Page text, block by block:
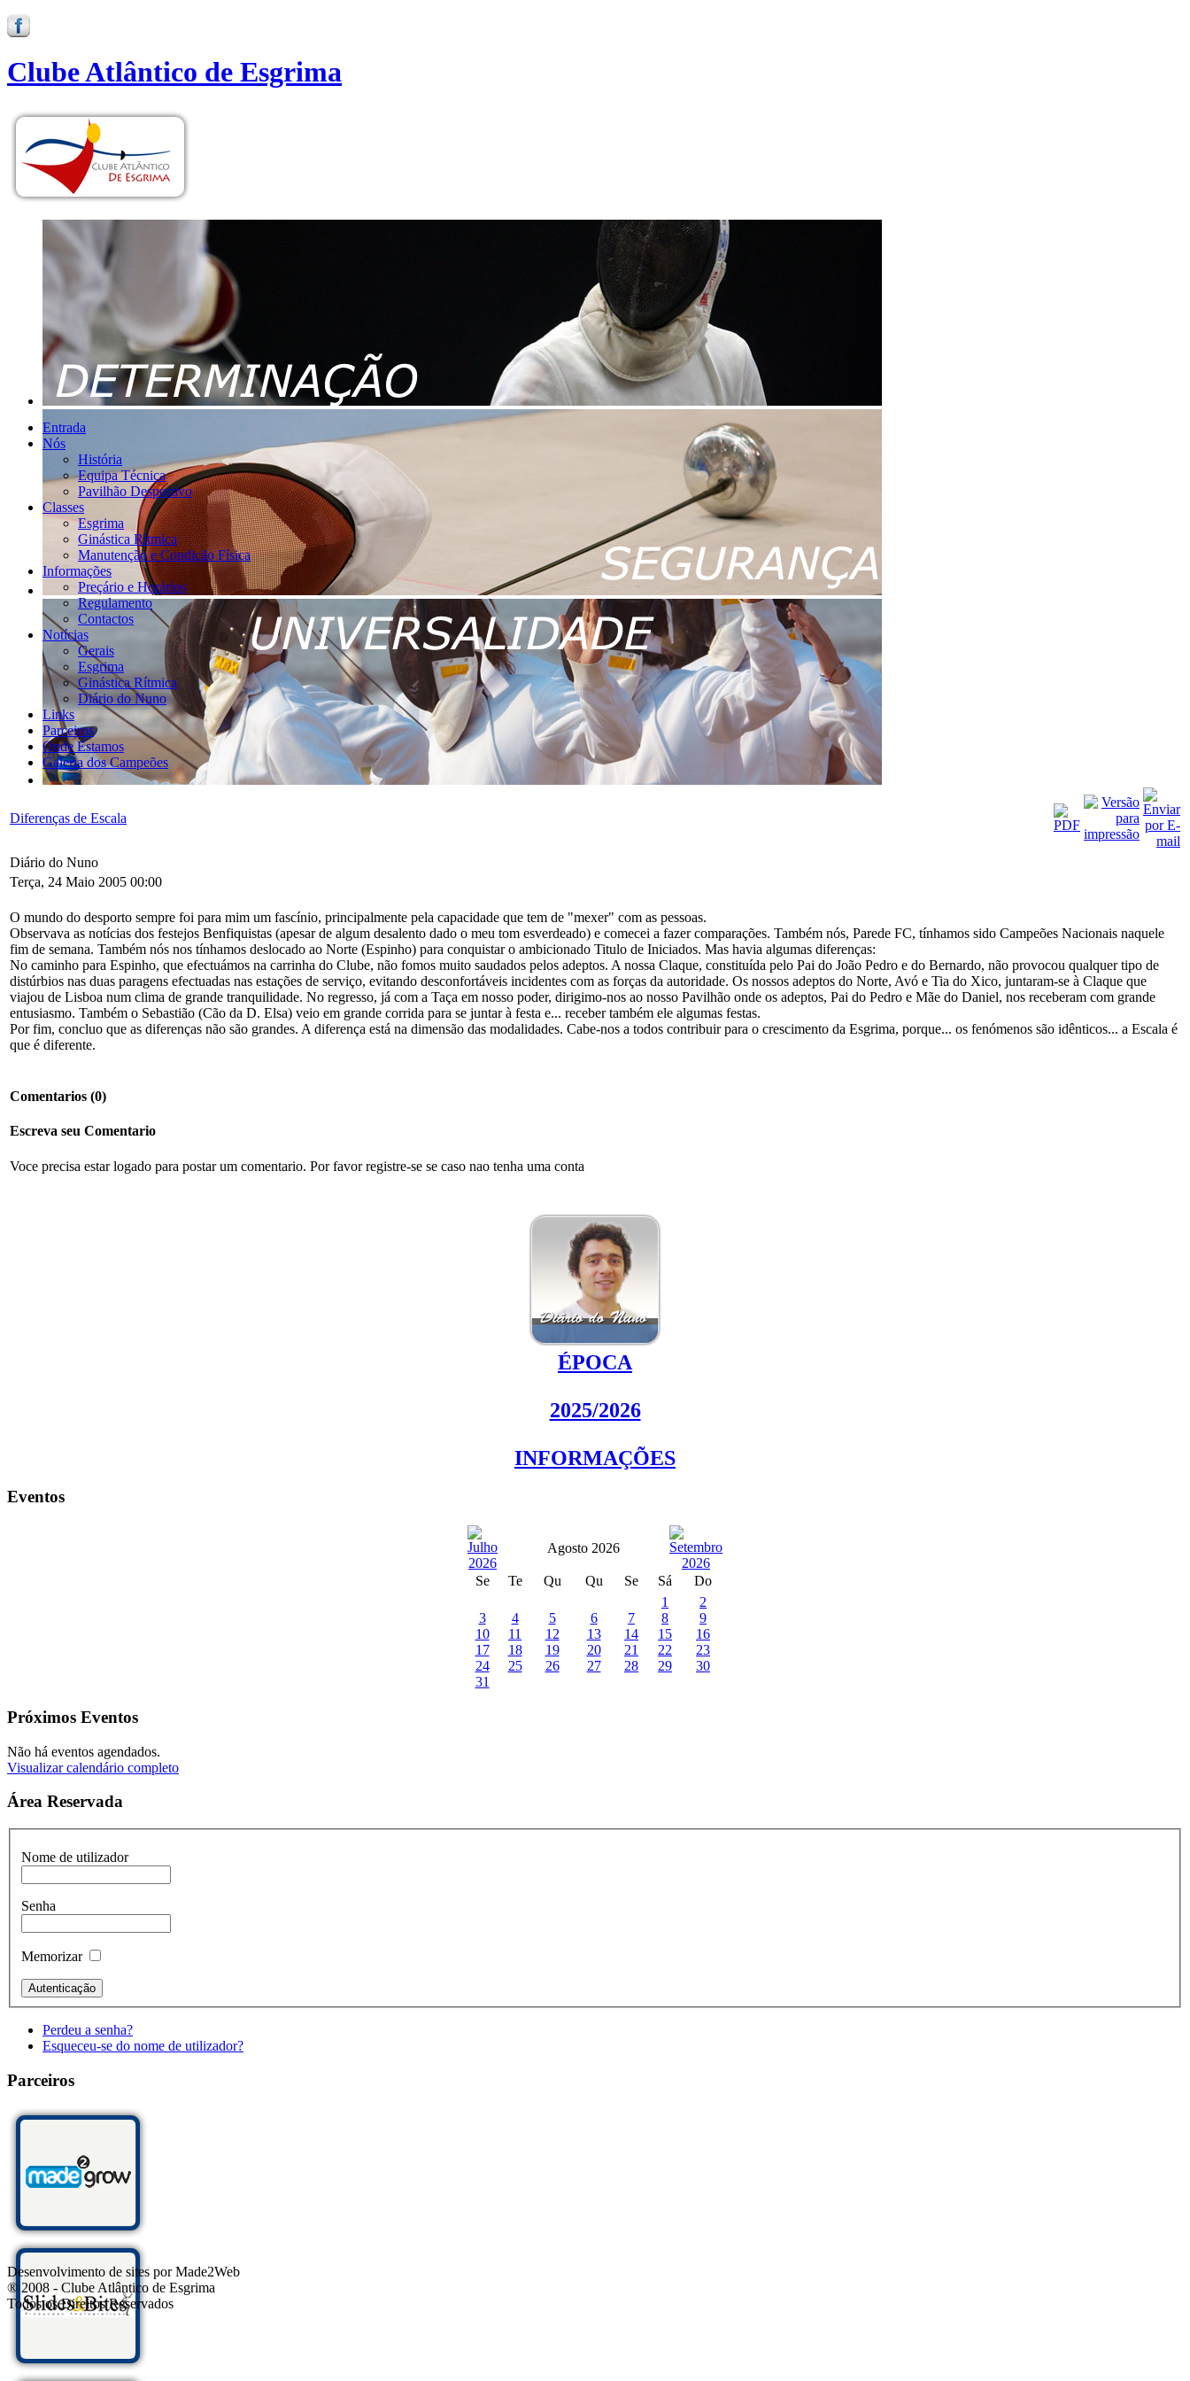
Clube Atlântico de Esgrima
Entrada
Nós
História
Equipa Técnica
Pavilhão Desportivo
Classes
Esgrima
Ginástica Rítmica
Manutenção e Condição Física
Informações
Preçário e Horários
Regulamento
Contactos
Notícias
Gerais
Esgrima
Ginástica Rítmica
Diário do Nuno
Links
Parceiros
Onde Estamos
Galeria dos Campeões
Diferenças de Escala
Diário do Nuno
Terça, 24 Maio 2005 00:00
O mundo do desporto sempre foi para mim um fascínio, principalmente pela capacidade que tem de "mexer" com as pessoas.
Observava as notícias dos festejos Benfiquistas (apesar de algum desalento dado o meu tom esverdeado) e comecei a fazer comparações. Também nós, Parede FC, tínhamos sido Campeões Nacionais naquele
fim de semana. Também nós nos tínhamos deslocado ao Norte (Espinho) para conquistar o ambicionado Titulo de Iniciados. Mas havia algumas diferenças:
No caminho para Espinho, que efectuámos na carrinha do Clube, não fomos muito saudados pelos adeptos. A nossa Claque, constituída pelo Pai do João Pedro e do Bernardo, não provocou qualquer tipo de
distúrbios nas duas paragens efectuadas nas estações de serviço, evitando desconfortáveis incidentes com as forças da autoridade. Os nossos adeptos do Norte, Avó e Tia do Xico, juntaram-se à Claque que
viajou de Lisboa num clima de grande tranquilidade. No regresso, já com a Taça em nosso poder, dirigimo-nos ao nosso Pavilhão onde os adeptos, Pai do Pedro e Mãe do Daniel, nos receberam com grande
entusiasmo. Também o Sebastião (Cão da D. Elsa) veio em grande corrida para se juntar à festa e... receber também ele algumas festas.
Por fim, concluo que as diferenças não são grandes. A diferença está na dimensão das modalidades. Cabe-nos a todos contribuir para o crescimento da Esgrima, porque... os fenómenos são idênticos... a Escala é
que é diferente.
Comentarios (0)
Escreva seu Comentario
Voce precisa estar logado para postar um comentario. Por favor registre-se se caso nao tenha uma conta
ÉPOCA
2025/2026
INFORMAÇÕES
Eventos
Agosto 2026
Se Te Qu Qu Se Sá
Do
1
2
3
4 5 6 7 8
9
10
11 12 13 14 15
16
17
18 19 20 21 22
23
24
25 26 27 28 29
30
31
Próximos Eventos
Não há eventos agendados.
Visualizar calendário completo
Área Reservada
Nome de utilizador
Senha
Memorizar
Perdeu a senha?
Esqueceu-se do nome de utilizador?
Parceiros
Desenvolvimento de sites por Made2Web
® 2008 - Clube Atlântico de Esgrima
Todos os Direitos Reservados